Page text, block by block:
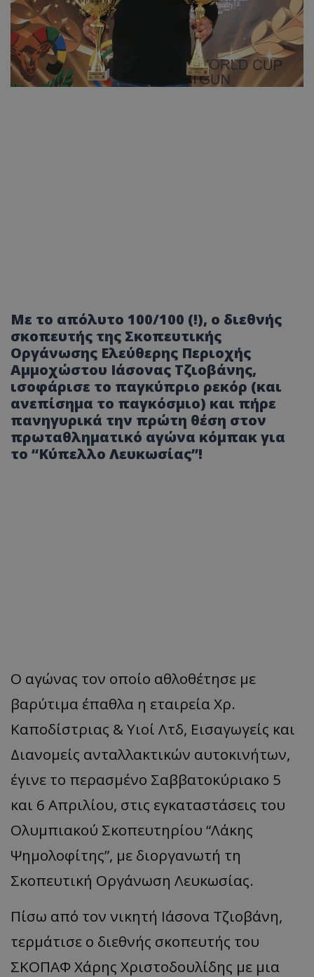
Με το απόλυτο 100/100 (!), ο διεθνής
σκοπευτής της Σκοπευτικής
Οργάνωσης Ελεύθερης Περιοχής
Αμμοχώστου Ιάσονας Τζιοβάνης,
ισοφάρισε το παγκύπριο ρεκόρ (και
ανεπίσημα το παγκόσμιο) και πήρε
πανηγυρικά την πρώτη θέση στον
πρωταθληματικό αγώνα κόμπακ για
το “Κύπελλο Λευκωσίας”!
Ο αγώνας τον οποίο αθλοθέτησε με
βαρύτιμα έπαθλα η εταιρεία Χρ.
Καποδίστριας & Υιοί Λτδ, Εισαγωγείς και
Διανομείς ανταλλακτικών αυτοκινήτων,
έγινε το περασμένο Σαββατοκύριακο 5
και 6 Απριλίου, στις εγκαταστάσεις του
Ολυμπιακού Σκοπευτηρίου “Λάκης
Ψημολοφίτης”, με διοργανωτή τη
Σκοπευτική Οργάνωση Λευκωσίας.
Πίσω από τον νικητή Ιάσονα Τζιοβάνη,
τερμάτισε ο διεθνής σκοπευτής του
ΣΚΟΠΑΦ Χάρης Χριστοδουλίδης με μια